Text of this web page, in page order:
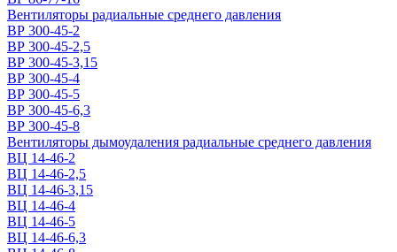
Вентиляторы радиальные среднего давления
ВР 300-45-2
ВР 300-45-2,5
ВР 300-45-3,15
ВР 300-45-4
ВР 300-45-5
ВР 300-45-6,3
ВР 300-45-8
Вентиляторы дымоудаления радиальные среднего давления
ВЦ 14-46-2
ВЦ 14-46-2,5
ВЦ 14-46-3,15
ВЦ 14-46-4
ВЦ 14-46-5
ВЦ 14-46-6,3